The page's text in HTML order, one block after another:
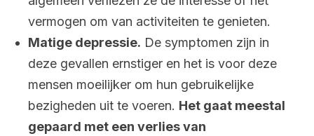
vermogen om van activiteiten te genieten.
Matige depressie. De symptomen zijn in
deze gevallen ernstiger en het is voor deze
mensen moeilijker om hun gebruikelijke
bezigheden uit te voeren. Het gaat meestal
gepaard met een verlies van